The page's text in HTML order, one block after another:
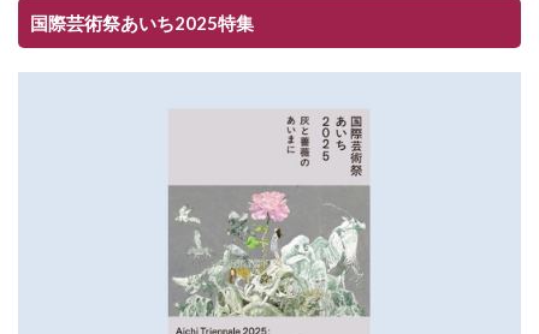
国際芸術祭あいち2025特集